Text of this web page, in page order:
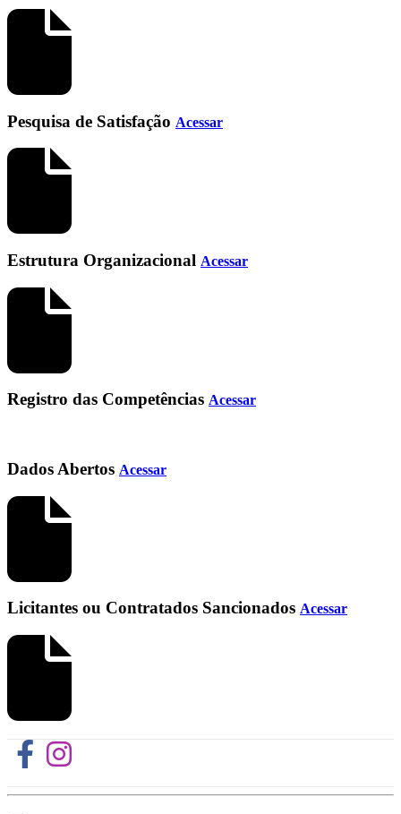
Pesquisa de Satisfação Acessar
Estrutura Organizacional Acessar
Registro das Competências Acessar
Dados Abertos Acessar
Licitantes ou Contratados Sancionados Acessar